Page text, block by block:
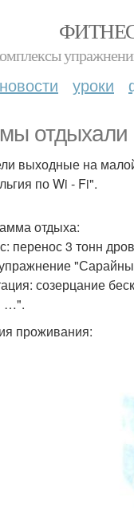
новости уроки
отдыхали
выходные на
по Wi - Fi".
отдыха:
перенос 3 тонн
созерцание
…".
проживания: